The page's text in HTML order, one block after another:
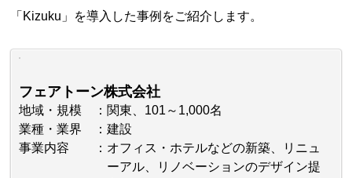
「Kizuku」を導入した事例をご紹介します。
フェアトーン株式会社
地域・規模
関東、101～1,000名
業種・業界
建設
事業内容
オフィス・ホテルなどの新築、リニュ
ーアル、リノベーションのデザイン提